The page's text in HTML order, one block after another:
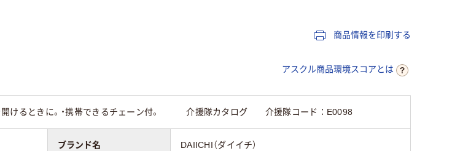
商品情報を印刷する
アスクル商品環境スコアとは
を開けるときに。・携帯できるチェーン付。 介援隊カタログ 介援隊コード：E0098
ブランド名 DAIICHI（ダイイチ）